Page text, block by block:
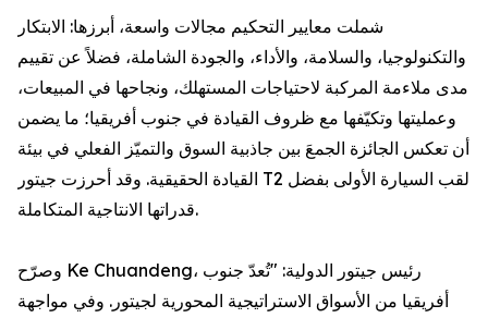
شملت معايير التحكيم مجالات واسعة، أبرزها: الابتكار
والتكنولوجيا، والسلامة، والأداء، والجودة الشاملة، فضلاً عن تقييم
مدى ملاءمة المركبة لاحتياجات المستهلك، ونجاحها في المبيعات،
وعمليتها وتكيّفها مع ظروف القيادة في جنوب أفريقيا؛ ما يضمن
أن تعكس الجائزة الجمعَ بين جاذبية السوق والتميّز الفعلي في بيئة
القيادة الحقيقية. وقد أحرزت جيتور T2 لقب السيارة الأولى بفضل
قدراتها الانتاجية المتكاملة.
وصرّح Ke Chuandeng، رئيس جيتور الدولية: "تُعدّ جنوب
أفريقيا من الأسواق الاستراتيجية المحورية لجيتور. وفي مواجهة